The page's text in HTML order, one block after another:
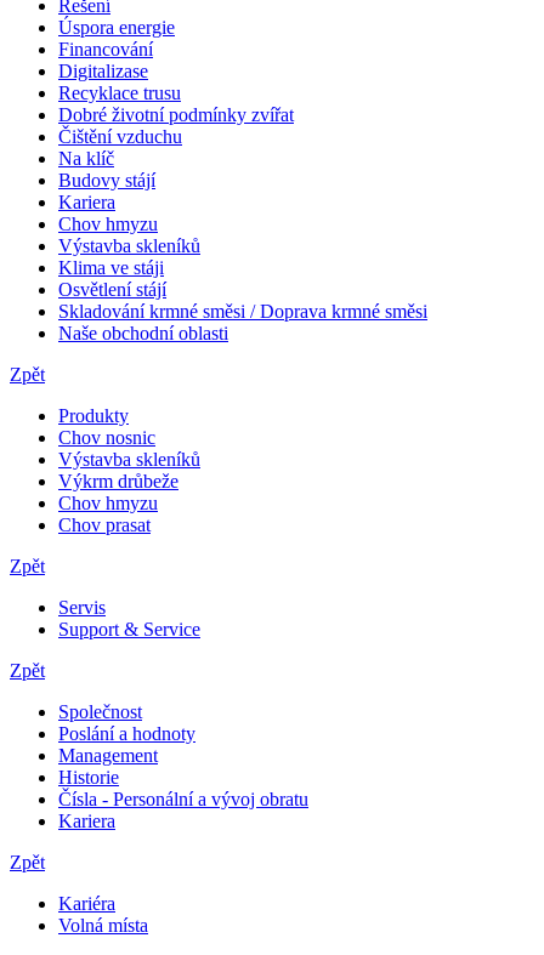
Řešení
Úspora energie
Financování
Digitalizase
Recyklace trusu
Dobré životní podmínky zvířat
Čištění vzduchu
Na klíč
Budovy stájí
Kariera
Chov hmyzu
Výstavba skleníků
Klima ve stáji
Osvětlení stájí
Skladování krmné směsi / Doprava krmné směsi
Naše obchodní oblasti
Zpět
Produkty
Chov nosnic
Výstavba skleníků
Výkrm drůbeže
Chov hmyzu
Chov prasat
Zpět
Servis
Support & Service
Zpět
Společnost
Poslání a hodnoty
Management
Historie
Čísla - Personální a vývoj obratu
Kariera
Zpět
Kariéra
Volná místa